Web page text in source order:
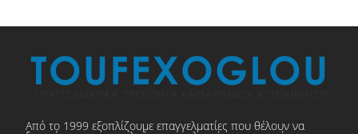
Από το 1999 εξοπλίζουμε επαγγελματίες που θέλουν να